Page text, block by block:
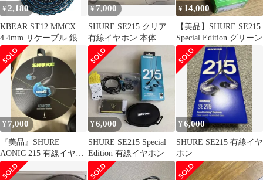
¥ 2,180
KBEAR ST12 MMCX
4.4mm リケーブル 銀メ
ッキ SE215対応
¥7,000
SHURE SE215 クリア
有線イヤホン 本体
¥ 14,000
【美品】SHURE SE215
Special Edition グリーン
¥ 7,000
『美品』SHURE
AONIC 215 有線イヤホ
ン 本体 SE215
¥6,000
SHURE SE215 Special
Edition 有線イヤホン
¥6,000
SHURE SE215 有線イヤ
ホン